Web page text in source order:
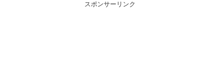
スポンサーリンク